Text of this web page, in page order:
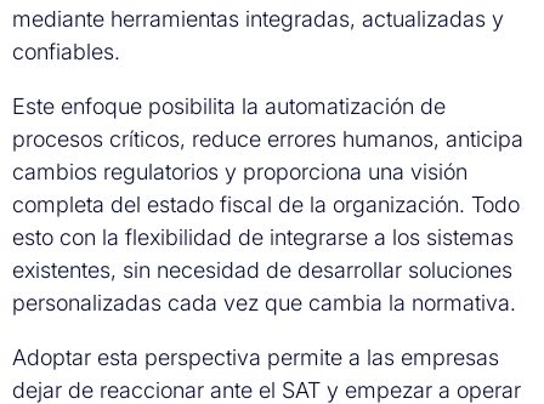
mediante herramientas integradas, actualizadas y
confiables.
Este enfoque posibilita la automatización de
procesos críticos, reduce errores humanos, anticipa
cambios regulatorios y proporciona una visión
completa del estado fiscal de la organización. Todo
esto con la flexibilidad de integrarse a los sistemas
existentes, sin necesidad de desarrollar soluciones
personalizadas cada vez que cambia la normativa.
Adoptar esta perspectiva permite a las empresas
dejar de reaccionar ante el SAT y empezar a operar